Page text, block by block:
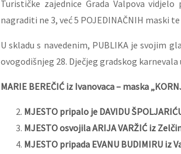
Turističke zajednice Grada Valpova vidjelo
nagraditi ne 3, već 5 POJEDINAČNIH maski
U skladu s navedenim, PUBLIKA je svojim
ovogodišnjeg 28. Dječjeg gradskog karnevala
MARIE BEREČIĆ iz Ivanovaca – maska
MJESTO pripalo je DAVIDU
MJESTO osvojila ARIJA VARŽIĆ iz
MJESTO pripada EVANU BUDIMIRU iz